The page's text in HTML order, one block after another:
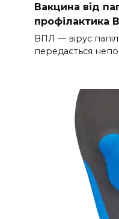
Вакцина від
профілактика
ВПЛ — вірус
передається